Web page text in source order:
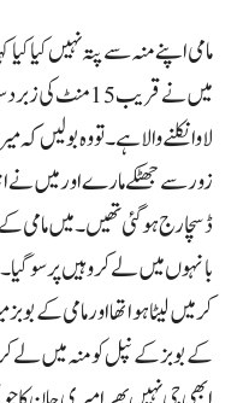
مامی اپنے منہ سے پتہ نہیں کیا
میں نے قریب 15
لاوا نکلنے والا ہے۔ تو وہ
زور سے جھٹکے مارے اور میں نے
ڈسچارج ہو گئی تھیں۔ میں مامی کے
بانہوں میں لے کر وہیں پر سو
کر میں لیٹا ہوا تھا اور مامی
کے بوبز کے نپل کو منہ میں لے